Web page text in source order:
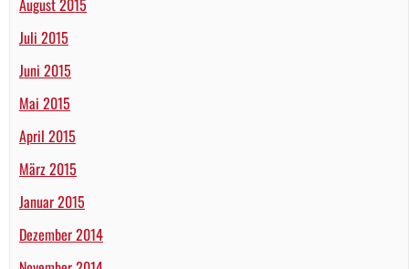
Juli 2015
Juni 2015
Mai 2015
April 2015
März 2015
Januar 2015
Dezember 2014